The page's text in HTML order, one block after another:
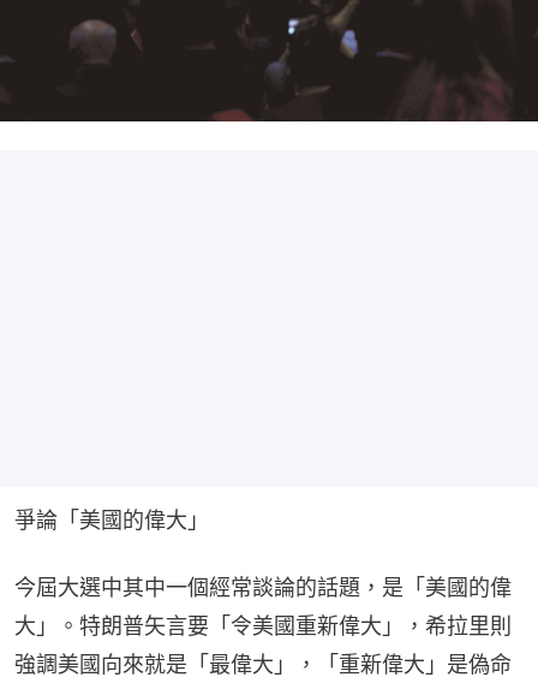
爭論「美國的偉大」
今屆大選中其中一個經常談論的話題，是「美國的偉
大」。特朗普矢言要「令美國重新偉大」，希拉里則
強調美國向來就是「最偉大」，「重新偉大」是偽命